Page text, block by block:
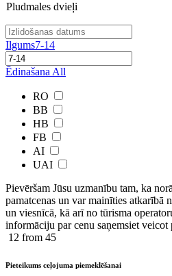
Pludmales dvieļi
Ilgums7-14
Ēdinašana All
RO
BB
HB
FB
AI
UAI
Pievēršam Jūsu uzmanību tam, ka
pamatcenas un var mainīties atkarībā
un viesnīcā, kā arī no tūrisma
informāciju par cenu saņemsiet veicot
12 from 45
Pieteikums ceļojuma piemeklēšanai